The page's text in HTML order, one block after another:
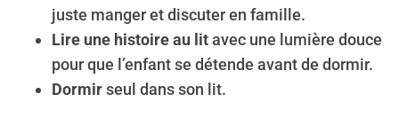
juste manger et discuter en famille.
Lire une histoire au litavec une lumière douce
pour que l’enfant se détende avant de dormir.
Dormirseul dans son lit.